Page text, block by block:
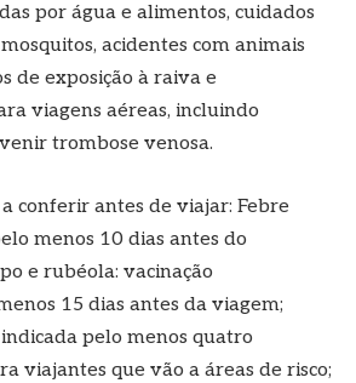
por água e alimentos, cuidados
acidentes com animais
de exposição à raiva e
viagens aéreas, incluindo
trombose venosa.
conferir antes de viajar: Febre
menos 10 dias antes do
e rubéola: vacinação
15 dias antes da viagem;
pelo menos quatro
viajantes que vão a áreas de risco;